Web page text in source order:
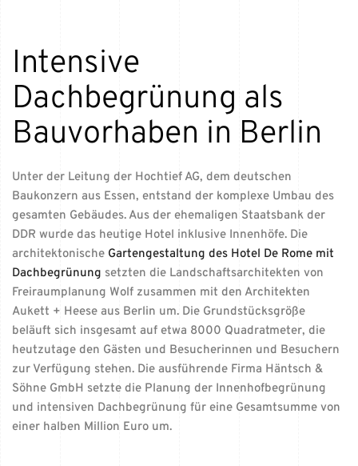
Intensive
Dachbegrünung als
Bauvorhaben in Berlin
Unter der Leitung der Hochtief AG, dem deutschen
Baukonzern aus Essen, entstand der komplexe Umbau des
gesamten Gebäudes. Aus der ehemaligen Staatsbank der
DDR wurde das heutige Hotel inklusive Innenhöfe. Die
architektonische Gartengestaltung des Hotel De Rome mit
Dachbegrünung setzten die Landschaftsarchitekten von
Freiraumplanung Wolf zusammen mit den Architekten
Aukett + Heese aus Berlin um. Die Grundstücksgröße
beläuft sich insgesamt auf etwa 8000 Quadratmeter, die
heutzutage den Gästen und Besucherinnen und Besuchern
zur Verfügung stehen. Die ausführende Firma Häntsch &
Söhne GmbH setzte die Planung der Innenhofbegrünung
und intensiven Dachbegrünung für eine Gesamtsumme von
einer halben Million Euro um.